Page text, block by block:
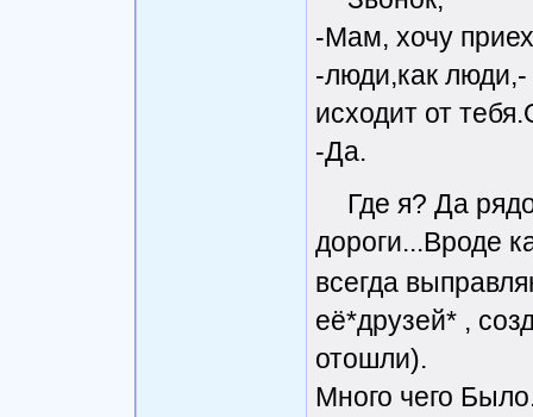
-Мам, хочу
-люди,как люди,-
исходит от
-Да.
Где я? Да
дороги...Вроде
всегда
её*друзей* ,
отошли).
Много чего